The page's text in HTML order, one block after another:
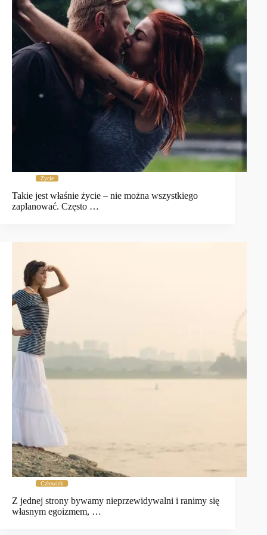
Życie
Takie jest właśnie życie – nie można wszystkiego
zaplanować. Często …
Człowiek
Z jednej strony bywamy nieprzewidywalni i ranimy się
własnym egoizmem, …